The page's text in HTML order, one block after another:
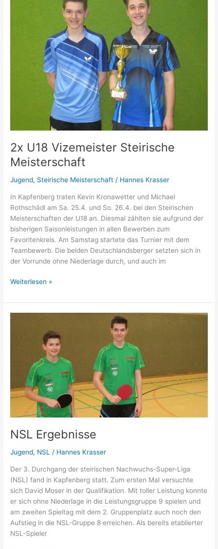
2x U18 Vizemeister Steirische
Meisterschaft
Jugend, Steirische Meisterschaft / Hannes Krasser
In Kapfenberg traten Kevin Kronawetter und Michael
Rothschädl am Sa. 25.4. und So. 26.4. bei den Steirischen
Meisterschaften der U18 an. Diesmal zählten sie aufgrund der
bisherigen Saisonleistungen in allen Bewerben zum
Favoritenkreis. Am Samstag startete das Turnier mit dem
Teambewerb. Die beiden Deutschlandsberger setzten sich in
der Vorrunde ohne Niederlage durch, und auch im
2x
Vizemeister
Steirische
Weiterlesen »
NSL Ergebnisse
Jugend, NSL / Hannes Krasser
Der 3. Durchgang der steirischen Nachwuchs-Super-Liga
(NSL) fand in Kapfenberg statt. Zum ersten Mal versuchte
sich David Moser in der Qualifikation. Mit toller Leistung konnte
er sich ohne Niederlage in die Leistungsgruppe 9 spielen und
am zweiten Spieltag mit dem 2. Gruppenplatz auch noch den
Aufstieg in die NSL-Gruppe 8 erreichen. Als bereits etablierter
NSL-Spieler